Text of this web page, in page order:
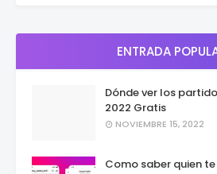
ENTRADA
Dónde ver los
2022 Gratis
NOVIEMBRE 15, 2022
Como saber quien